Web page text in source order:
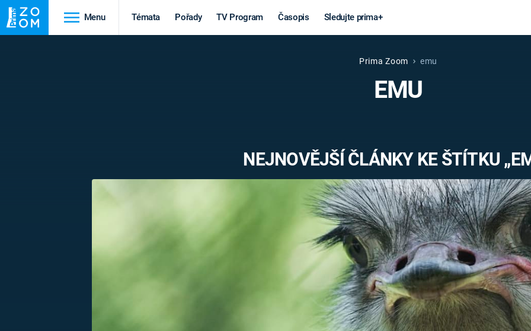
Menu Témata Pořady TV Program Časopis Sledujte prima+
STAROVĚKÝ EGYPT
technika
MARS
VÁLEČNÉ
Záhady a
konspirace
UFO A
MIMOZEMŠŤANÉ
UTAJENÉ PŘÍBĚHY
FILMY
REALITA
HORORY
REALITA
Prima Zoom emu
EMU
NEJNOVĚJŠÍ ČLÁNKY KE ŠTÍTKU